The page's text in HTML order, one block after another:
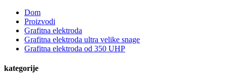
Dom
Proizvodi
Grafitna elektroda
Grafitna elektroda ultra velike snage
Grafitna elektroda od 350 UHP
kategorije